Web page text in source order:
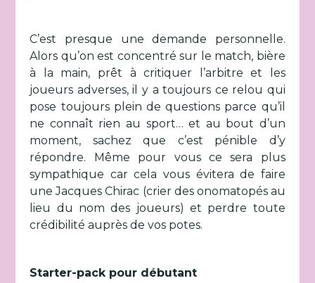
C’est presque une demande personnelle.
Alors qu’on est concentré sur le match, bière
à la main, prêt à critiquer l’arbitre et les
joueurs adverses, il y a toujours ce relou qui
pose toujours plein de questions parce qu’il
ne connaît rien au sport… et au bout d’un
moment, sachez que c’est pénible d’y
répondre. Même pour vous ce sera plus
sympathique car cela vous évitera de faire
une Jacques Chirac (crier des onomatopés au
lieu du nom des joueurs) et perdre toute
crédibilité auprès de vos potes.
Starter-pack pour débutant